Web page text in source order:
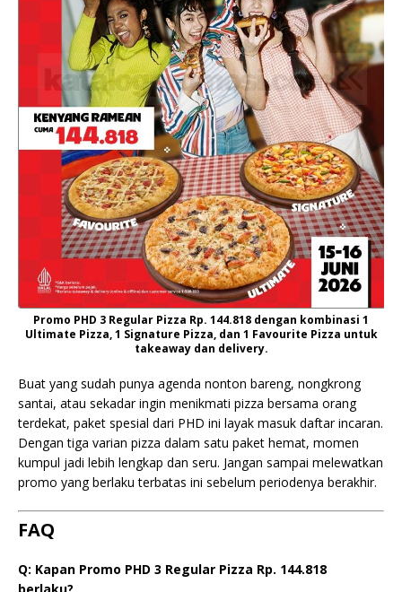
Promo PHD 3 Regular Pizza Rp. 144.818 dengan kombinasi 1
Ultimate Pizza, 1 Signature Pizza, dan 1 Favourite Pizza untuk
takeaway dan delivery.
Buat yang sudah punya agenda nonton bareng, nongkrong
santai, atau sekadar ingin menikmati pizza bersama orang
terdekat, paket spesial dari PHD ini layak masuk daftar incaran.
Dengan tiga varian pizza dalam satu paket hemat, momen
kumpul jadi lebih lengkap dan seru. Jangan sampai melewatkan
promo yang berlaku terbatas ini sebelum periodenya berakhir.
FAQ
Q: Kapan Promo PHD 3 Regular Pizza Rp. 144.818